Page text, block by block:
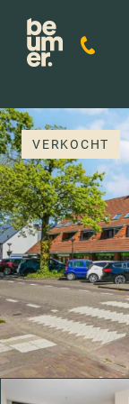
VERKOCHT